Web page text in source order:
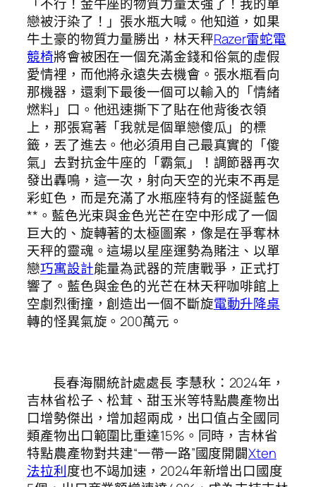
戀被汙染了！」張水瓶大喊。他知道，如果
牛土豪的物質力量勝出，林天秤Razer雷蛇電
競椅將會被困在一個充滿金錢和俗氣的虛假
愛情裡，而他將永遠失去機會。張水瓶看向
那機器，還剩下最後一個可以輸入的「情緒
燃料」口。他迅速撕下了貼在他背後衣領
上，那張寫著「我就是個單戀傻瓜」的標
籤，丟了進去。他必須用自己最真實的「傻
氣」去對抗金牛座的「霸氣」！調節器再次
發出轟鳴，這一次，射向天空的光束不再是
彩虹色，而是充滿了水瓶座特有的怪誕藍色
**。藍色光束與金色光芒在空中形成了一個
巨大的、旋轉著的太極圖案，像是在爭奪林
天秤的靈魂。這場以星座運勢為賭注、以單
戀巧寓設計能量為武器的荒唐戰爭，正式打
響了。藍色與金色的光芒在林天秤咖啡館上
空劇烈衝撞，創造出一個不斷旋電動升降桌
轉的怪異氣旋。200萬元。
長春海關統計處處長 李慧秋：2024年，
吉林省松子、松茸、甜玉米等特點農產物出
口增勢傑出，增加超兩成，出口值占全國同
類產物出口範圍比重達15%。同時，吉林省
特點農產物對共建“一帶一路”國度開闢Xten
法拉利度也不竭加速，2024年新增出口國度